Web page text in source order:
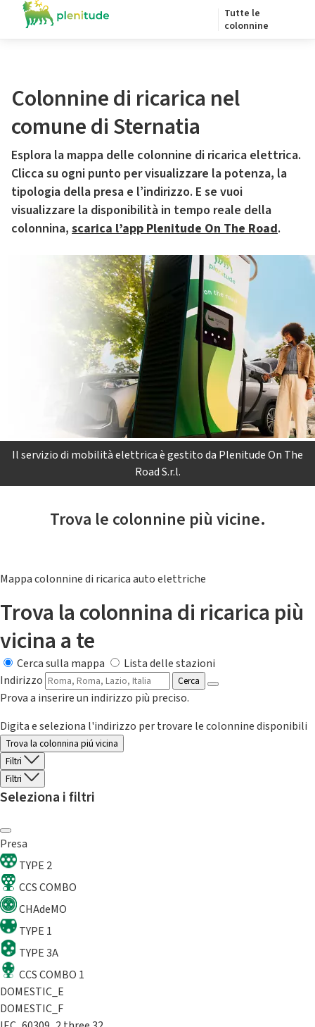
Tutte le
colonnine
Colonnine di ricarica nel
comune di Sternatia
Esplora la mappa delle colonnine di ricarica elettrica.
Clicca su ogni punto per visualizzare la potenza, la
tipologia della presa e l’indirizzo. E se vuoi
visualizzare la disponibilità in tempo reale della
colonnina, scarica l’app Plenitude On The Road.
Il servizio di mobilità elettrica è gestito da Plenitude On The
Road S.r.l.
Trova le colonnine più vicine.
Mappa colonnine di ricarica auto elettriche
Trova la colonnina di ricarica più
vicina a te
Cerca sulla mappa
Lista delle stazioni
Indirizzo
Cerca
Prova a inserire un indirizzo più preciso.
Digita e seleziona l'indirizzo per trovare le colonnine disponibili
Trova la colonnina piú vicina
Filtri
Filtri
Seleziona i filtri
Presa
TYPE 2
CCS COMBO
CHAdeMO
TYPE 1
TYPE 3A
CCS COMBO 1
DOMESTIC_E
DOMESTIC_F